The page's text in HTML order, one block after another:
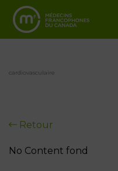
cardiovasculaire
Retour
No Content fond